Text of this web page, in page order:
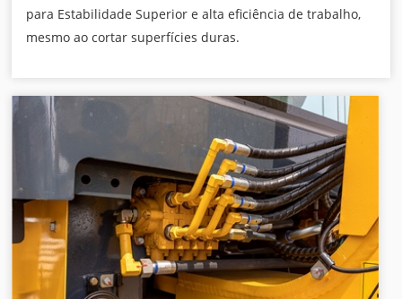
para Estabilidade Superior e alta eficiência de trabalho,
mesmo ao cortar superfícies duras.